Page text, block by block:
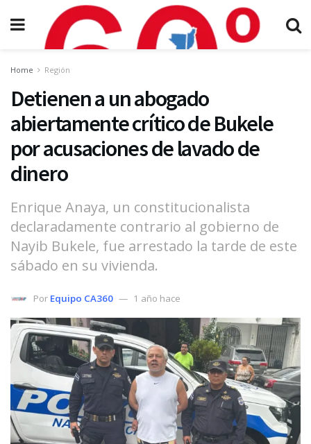
Home Región
Detienen a un abogado
abiertamente crítico de Bukele
por acusaciones de lavado de
dinero
Enrique Anaya, un constitucionalista
declaradamente contrario al gobierno de
Nayib Bukele, fue arrestado la tarde de este
sábado en su vivienda.
Por Equipo CA360 1 año hace